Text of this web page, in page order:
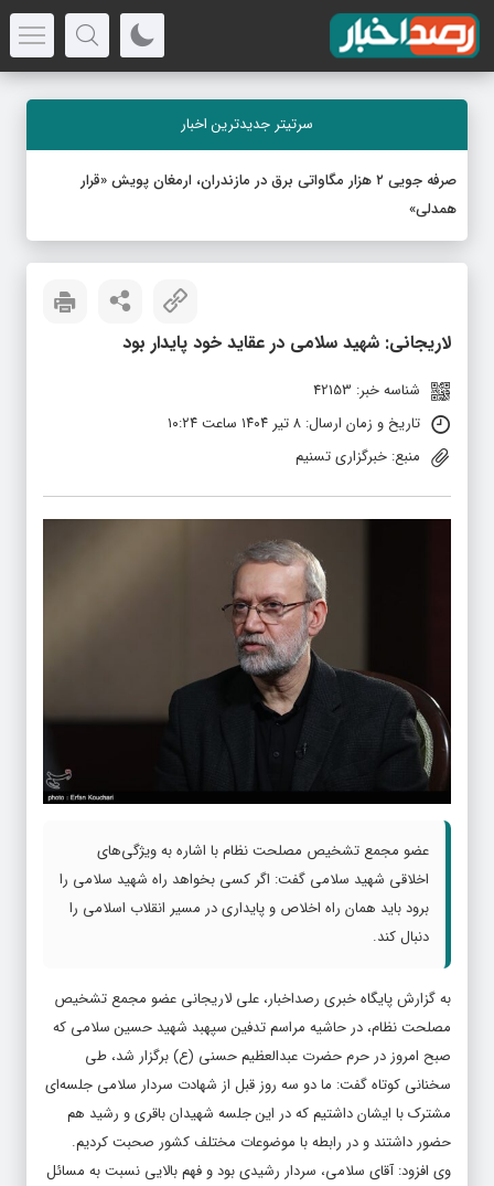
سرتیتر جدیدترین اخبار
صرفه جویی ۲ هزار مگاواتی برق در مازندران، ارمغان پویش «قرار
همدلی»
لاریجانی: شهید سلامی در عقاید خود پایدار بود
شناسه خبر: 42153
تاریخ و زمان ارسال: ۸ تیر ۱۴۰۴ ساعت ۱۰:۲۴
منبع: خبرگزاری تسنیم
عضو مجمع تشخیص مصلحت نظام با اشاره به ویژگی‌های
اخلاقی شهید سلامی گفت: اگر کسی بخواهد راه شهید سلامی را
برود باید همان راه اخلاص و پایداری در مسیر انقلاب اسلامی را
دنبال کند.
به گزارش پایگاه خبری رصداخبار، علی لاریجانی عضو مجمع تشخیص
مصلحت نظام، در حاشیه مراسم تدفین سپهبد شهید حسین سلامی که
صبح امروز در حرم حضرت عبدالعظیم حسنی (ع) برگزار شد، طی
سخنانی کوتاه گفت: ما دو سه روز قبل از شهادت سردار سلامی جلسه‌ای
مشترک با ایشان داشتیم که در این جلسه شهیدان باقری و رشید هم
حضور داشتند و در رابطه با موضوعات مختلف کشور صحبت کردیم.
وی افزود: آقای سلامی، سردار رشیدی بود و فهم بالایی نسبت به مسائل